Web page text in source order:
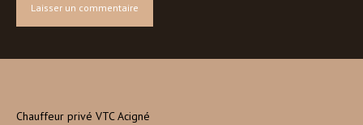
Chauffeur privé VTC Acigné